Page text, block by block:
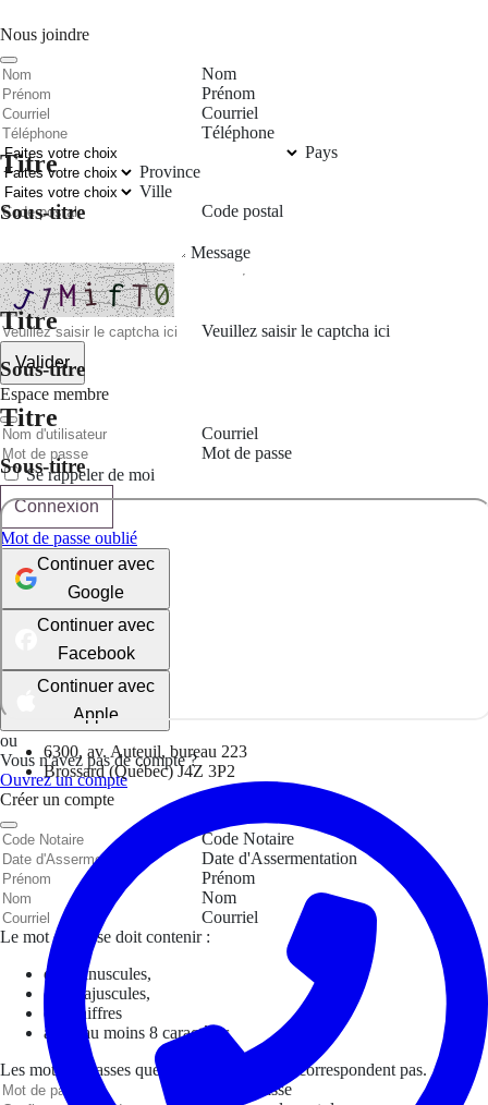
Titre
Sous-titre
Titre
Sous-titre
Titre
Sous-titre
6300, av. Auteuil, bureau 223
Brossard (Québec) J4Z 3P2
Nous joindre
Nom
Prénom
Courriel
Téléphone
Pays
Province
Ville
Code postal
Message
Veuillez saisir le captcha ici
Valider
Espace membre
Courriel
Mot de passe
Se rappeler de moi
Connexion
Mot de passe oublié
Continuer avec
Google
Continuer avec
Facebook
Continuer avec
Apple
ou
Vous n'avez pas de compte ?
Ouvrez un compte
Créer un compte
Code Notaire
Date d'Assermentation
Prénom
Nom
Courriel
Le mot de passe doit contenir :
des minuscules,
des majuscules,
des chiffres
avoir au moins 8 caractères
Les mots de passes que vous avez saisis ne correspondent pas.
Mot de passe